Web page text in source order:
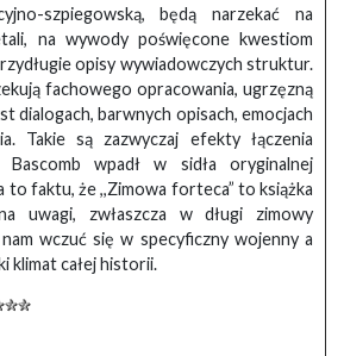
szpiegowską, będą narzekać na
na wywody poświęcone kwestiom
opisy wywiadowczych struktur.
fachowego opracowania, ugrzęzną
dialogach, barwnych opisach, emocjach
Takie są zazwyczaj efekty łączenia
wpadł w sidła oryginalnej
to faktu, że ,,Zimowa forteca” to książka
uwagi, zwłaszcza w długi zimowy
wczuć się w specyficzny wojenny a
klimat całej historii.